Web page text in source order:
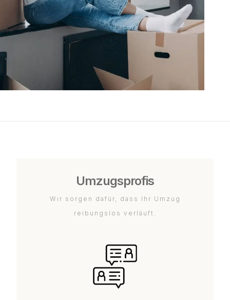
Umzugsprofis
Wir sorgen dafür, dass Ihr Umzug
reibungslos verläuft.